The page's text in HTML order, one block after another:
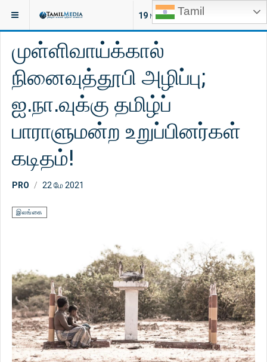
Tamil
19 NEW ARTICLES
இருக்குமிடம்: இலங்கை
முள்ளிவாய்க்கால்
நினைவுத்தூபி அழிப்பு;
ஐ.நா.வுக்கு தமிழ்ப்
பாராளுமன்ற உறுப்பினர்கள்
கடிதம்!
PRO 22 மே 2021
இலங்கை